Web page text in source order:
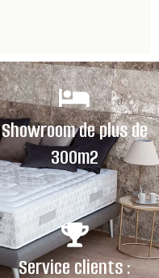
Showroom de plus de
300m2
Service clients :